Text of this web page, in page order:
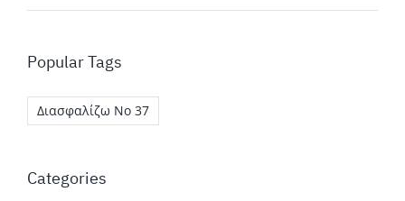
Popular Tags
Διασφαλίζω Νο 37
Categories